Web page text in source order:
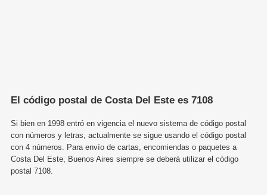
El código postal de Costa Del Este es 7108
Si bien en 1998 entró en vigencia el nuevo sistema de código postal
con números y letras, actualmente se sigue usando el código postal
con 4 números. Para envío de cartas, encomiendas o paquetes a
Costa Del Este, Buenos Aires siempre se deberá utilizar el código
postal 7108.